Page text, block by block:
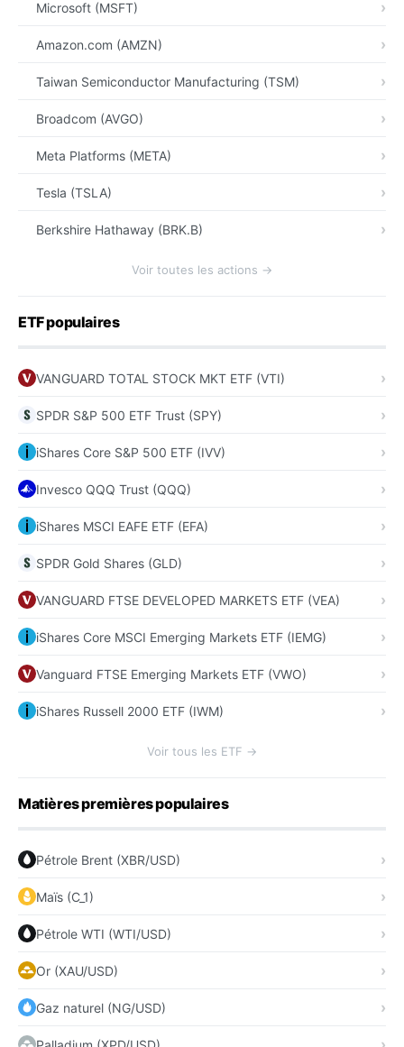
Microsoft (MSFT)
Amazon.com (AMZN)
Taiwan Semiconductor Manufacturing (TSM)
Broadcom (AVGO)
Meta Platforms (META)
Tesla (TSLA)
Berkshire Hathaway (BRK.B)
Voir toutes les actions →
ETF populaires
VANGUARD TOTAL STOCK MKT ETF (VTI)
SPDR S&P 500 ETF Trust (SPY)
iShares Core S&P 500 ETF (IVV)
Invesco QQQ Trust (QQQ)
iShares MSCI EAFE ETF (EFA)
SPDR Gold Shares (GLD)
VANGUARD FTSE DEVELOPED MARKETS ETF (VEA)
iShares Core MSCI Emerging Markets ETF (IEMG)
Vanguard FTSE Emerging Markets ETF (VWO)
iShares Russell 2000 ETF (IWM)
Voir tous les ETF →
Matières premières populaires
Pétrole Brent (XBR/USD)
Maïs (C_1)
Pétrole WTI (WTI/USD)
Or (XAU/USD)
Gaz naturel (NG/USD)